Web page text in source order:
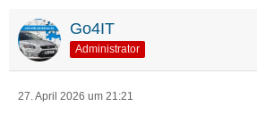
Go4IT
Administrator
27. April 2026 um 21:21